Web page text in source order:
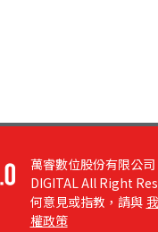
萬睿數位股份有限公
DIGITAL All Right
何意見或指教，請與
權政策